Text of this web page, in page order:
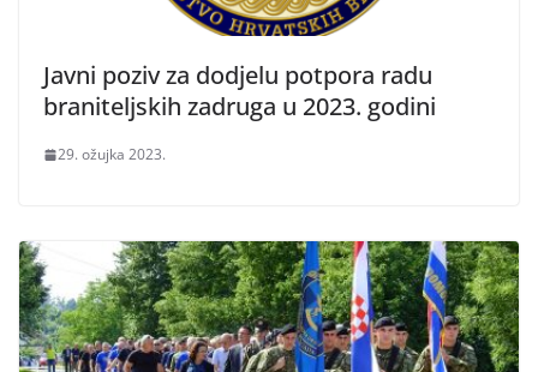
Javni poziv za dodjelu potpora radu
braniteljskih zadruga u 2023. godini
29. ožujka 2023.